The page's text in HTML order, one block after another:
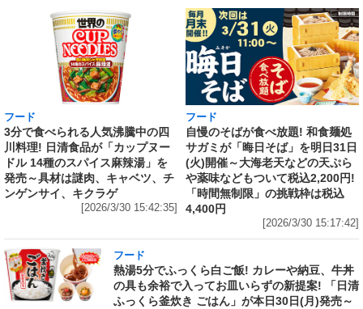
フード
3分で食べられる人気沸騰中の四
川料理! 日清食品が「カップヌー
ドル 14種のスパイス麻辣湯」を
発売～具材は謎肉、キャベツ、チ
ンゲンサイ、キクラゲ
[2026/3/30 15:42:35]
フード
自慢のそばが食べ放題! 和食麺処
サガミが「晦日そば」を明日31日
(火)開催～大海老天などの天ぷら
や薬味などもついて税込2,200円!
「時間無制限」の挑戦枠は税込
4,400円
[2026/3/30 15:17:42]
フード
熱湯5分でふっくら白ご飯! カレーや納豆、牛丼
の具も余裕で入ってお皿いらずの新提案! 「日清
ふっくら釜炊き ごはん」が本日30日(月)発売～